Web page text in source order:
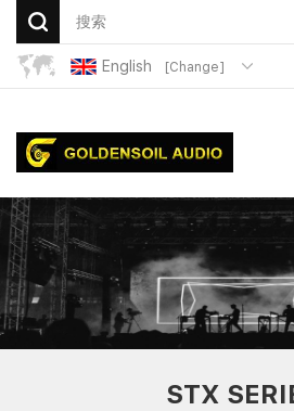
English [Change]
STX